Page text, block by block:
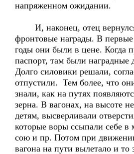
напряженном ожидании.
И, наконец, отец
фронтовые награды. В
годы они были в цене. Когда
паспорт, там были наградные
Долго силовики решали,
отпустили. Тем более, что
знали, как на путях
зерна. В вагонах, на высоте
детям, высверливали
которые воры ссыпали себе в
сою и пр. Потом при
вагона на пути вылетало и то